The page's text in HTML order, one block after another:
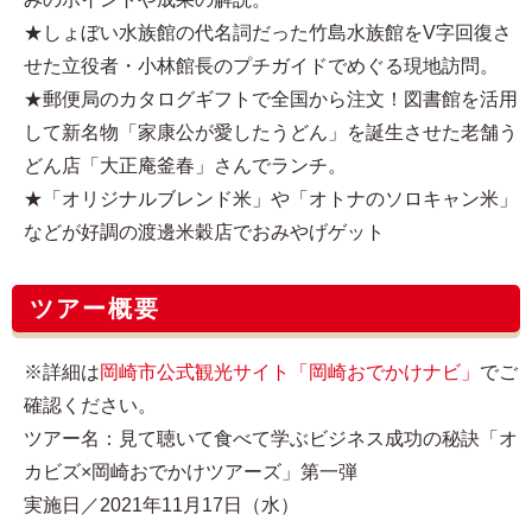
★しょぼい水族館の代名詞だった竹島水族館をV字回復さ
せた立役者・小林館長のプチガイドでめぐる現地訪問。
★郵便局のカタログギフトで全国から注文！図書館を活用
して新名物「家康公が愛したうどん」を誕生させた老舗う
どん店「大正庵釜春」さんでランチ。
★「オリジナルブレンド米」や「オトナのソロキャン米」
などが好調の渡邊米穀店でおみやげゲット
ツアー概要
※詳細は岡崎市公式観光サイト「岡崎おでかけナビ」 でご
確認ください。
ツアー名：見て聴いて食べて学ぶビジネス成功の秘訣「オ
カビズ×岡崎おでかけツアーズ」第一弾
実施日／2021年11月17日（水）